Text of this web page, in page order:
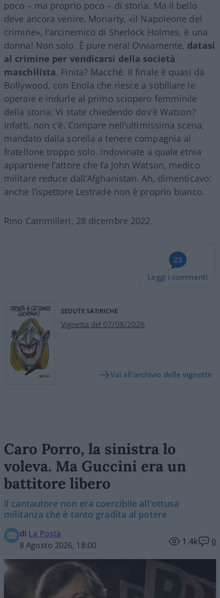
poco – ma proprio poco – di storia. Ma il bello
deve ancora venire. Moriarty, «il Napoleone del
crimine», l’arcinemico di Sherlock Holmes, è una
donna! Non solo. È pure nera! Ovviamente, datasi
al crimine per vendicarsi della società
maschilista. Finita? Macché. Il finale è quasi da
Bollywood, con Enola che riesce a sobillare le
operaie e indurle al primo sciopero femminile
della storia. Vi state chiedendo dov’è Watson?
Infatti, non c’è. Compare nell’ultimissima scena,
mandato dalla sorella a tenere compagnia al
fratellone troppo solo. Indovinate a quale etnia
appartiene l’attore che fa John Watson, medico
militare reduce dall’Afghanistan. Ah, dimenticavo:
anche l’ispettore Lestrade non è proprio bianco.
Rino Cammilleri, 28 dicembre 2022
23
Leggi i commenti
SEDUTE SATIRICHE
Vignetta del 07/08/2026
Vai all'archivio delle vignette
Caro Porro, la sinistra lo
voleva. Ma Guccini era un
battitore libero
Il cantautore non era coercibile all'ottusa
militanza che è tanto gradita al potere
di La Posta
8 Agosto 2026, 18:00
1.4k 0